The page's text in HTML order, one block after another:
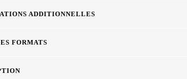
ADDITIONNELLES
FORMATS